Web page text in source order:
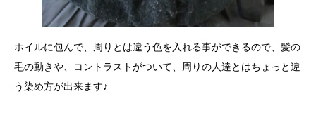
ホイルに包んで、周りとは違う色を入れる事ができるので、髪の
毛の動きや、コントラストがついて、周りの人達とはちょっと違
う染め方が出来ます♪